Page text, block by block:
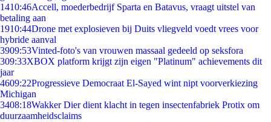
1410:46Accell, moederbedrijf Sparta en Batavus, vraagt uitstel van
betaling aan
1910:44Drone met explosieven bij Duits vliegveld voedt vrees voor
hybride aanval
3909:53Vinted-foto's van vrouwen massaal gedeeld op seksfora
309:33XBOX platform krijgt zijn eigen "Platinum" achievements dit
jaar
4609:22Progressieve Democraat El-Sayed wint nipt voorverkiezing
Michigan
3408:18Wakker Dier dient klacht in tegen insectenfabriek Protix om
duurzaamheidsclaims